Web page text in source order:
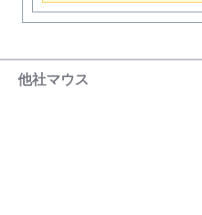
他社マウス